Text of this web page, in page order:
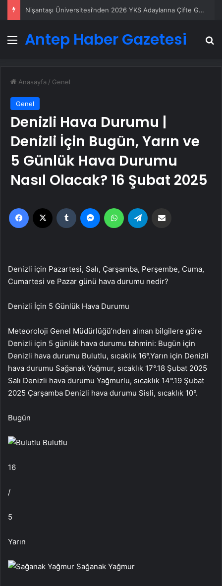
Ankara rent a car
Menü
Antep Haber Gazetesi
Anasayfa / Genel
Genel
Denizli Hava Durumu |
Denizli İçin Bugün, Yarın ve
5 Günlük Hava Durumu
Nasıl Olacak? 16 Şubat 2025
Facebook Tumblr MessengerWhatsApp
Denizli için Pazartesi, Salı, Çarşamba, Perşembe, Cuma,
Cumartesi ve Pazar günü hava durumu nedir?
Denizli İçin 5 Günlük Hava Durumu
Meteoroloji Genel Müdürlüğü’nden alınan bilgilere göre
Denizli için 5 günlük hava durumu tahmini: Bugün için
Denizli hava durumu Bulutlu, sıcaklık 16°.Yarın için Denizli
hava durumu Sağanak Yağmur, sıcaklık 17°.18 Şubat 2025
Salı Denizli hava durumu Yağmurlu, sıcaklık 14°.19 Şubat
2025 Çarşamba Denizli hava durumu Sisli, sıcaklık 10°.
Bugün
Bulutlu
16
/
5
Yarın
Sağanak Yağmur